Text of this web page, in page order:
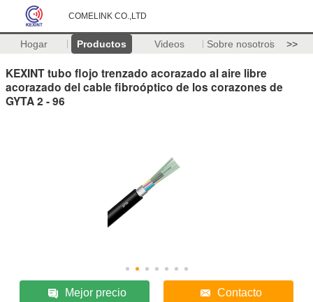
COMELINK CO.,LTD
Hogar Productos Videos Sobre nosotros >>
KEXINT tubo flojo trenzado acorazado al aire libre
acorazado del cable fibroóptico de los corazones de
GYTA 2 - 96
Mejor precio Contacto